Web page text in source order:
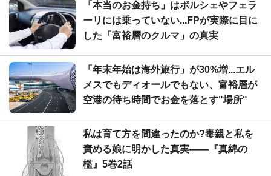
「本当のお金持ち」はポルシェやフェラ
ーリには乗っていない...FPが実際に目に
した「富裕層のクルマ」の真実
「年末年始は海外旅行」が30%増...エル
メスでもディオールでもない、富裕層が
空港の待ち時間でお金を落とす"場所"
私は育て方を間違ったのか?毒親と私を
責める娘に明かした真実――『真綿の
檻』5巻2話